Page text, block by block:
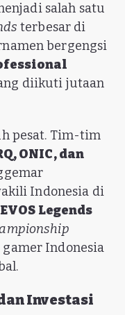
salah satu
terbesar di
bergengsi
diikuti jutaan
pesat. Tim-tim
ONIC, dan
Indonesia di
EVOS Legends
Indonesia
Investasi